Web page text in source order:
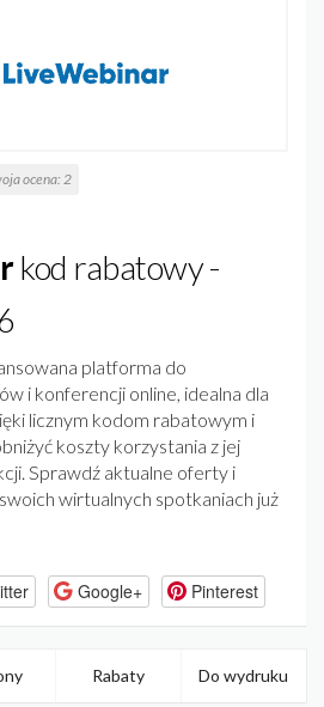
ocena:2
kod rabatowy -
platforma do
i konferencji online, idealna dla
licznym kodom rabatowym i
koszty korzystania z jej
Sprawdź aktualne oferty i
wirtualnych spotkaniach już
Google+ Pinterest
Rabaty Do wydruku